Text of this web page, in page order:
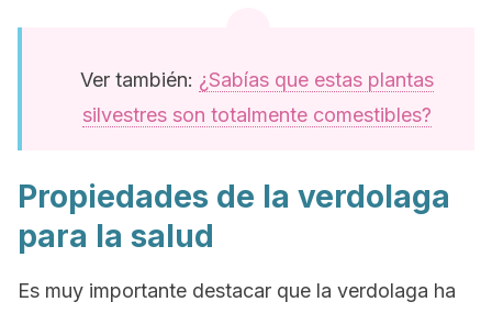
Ver también: ¿Sabías que estas plantas
silvestres son totalmente comestibles?
Propiedades de la verdolaga
para la salud
Es muy importante destacar que la verdolaga ha